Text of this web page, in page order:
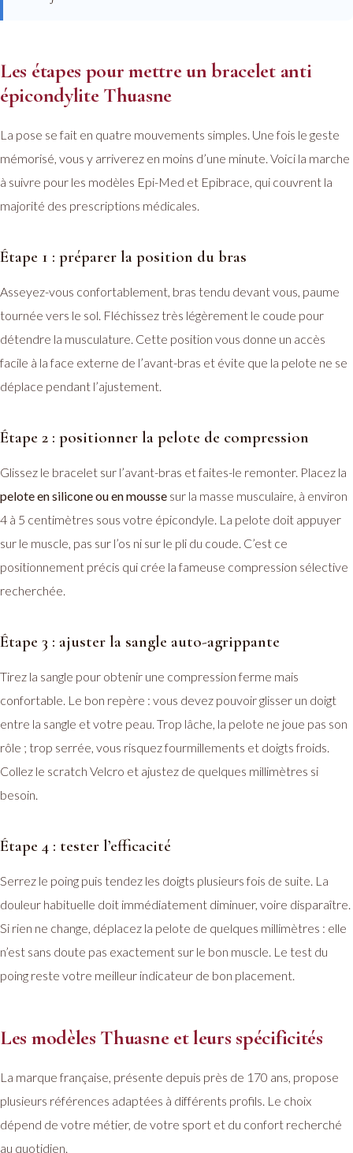
Les étapes pour mettre un bracelet anti
épicondylite Thuasne
La pose se fait en quatre mouvements simples. Une fois le geste
mémorisé, vous y arriverez en moins d’une minute. Voici la marche
à suivre pour les modèles Epi-Med et Epibrace, qui couvrent la
majorité des prescriptions médicales.
Étape 1 : préparer la position du bras
Asseyez-vous confortablement, bras tendu devant vous, paume
tournée vers le sol. Fléchissez très légèrement le coude pour
détendre la musculature. Cette position vous donne un accès
facile à la face externe de l’avant-bras et évite que la pelote ne se
déplace pendant l’ajustement.
Étape 2 : positionner la pelote de compression
Glissez le bracelet sur l’avant-bras et faites-le remonter. Placez la
pelote en silicone ou en mousse sur la masse musculaire, à environ
4 à 5 centimètres sous votre épicondyle. La pelote doit appuyer
sur le muscle, pas sur l’os ni sur le pli du coude. C’est ce
positionnement précis qui crée la fameuse compression sélective
recherchée.
Étape 3 : ajuster la sangle auto-agrippante
Tirez la sangle pour obtenir une compression ferme mais
confortable. Le bon repère : vous devez pouvoir glisser un doigt
entre la sangle et votre peau. Trop lâche, la pelote ne joue pas son
rôle ; trop serrée, vous risquez fourmillements et doigts froids.
Collez le scratch Velcro et ajustez de quelques millimètres si
besoin.
Étape 4 : tester l’efficacité
Serrez le poing puis tendez les doigts plusieurs fois de suite. La
douleur habituelle doit immédiatement diminuer, voire disparaître.
Si rien ne change, déplacez la pelote de quelques millimètres : elle
n’est sans doute pas exactement sur le bon muscle. Le test du
poing reste votre meilleur indicateur de bon placement.
Les modèles Thuasne et leurs spécificités
La marque française, présente depuis près de 170 ans, propose
plusieurs références adaptées à différents profils. Le choix
dépend de votre métier, de votre sport et du confort recherché
au quotidien.